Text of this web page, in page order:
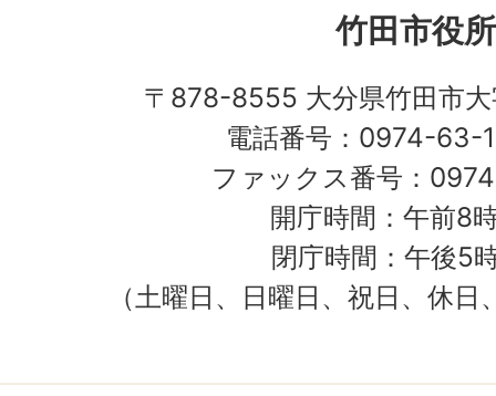
竹田市役所
〒878-8555 大分県竹田市
電話番号：0974-63-
ファックス番号：
開庁時間：午前8
閉庁時間：午後5
（土曜日、日曜日、祝日、休